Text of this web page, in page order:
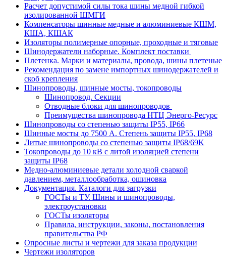
Расчет допустимой силы тока шины медной гибкой
изолированной ШМГИ
Компенсаторы шинные медные и алюминиевые КШМ,
КША, КШАК
Изоляторы полимерные опорные, проходные и тяговые
Шинодержатели наборные. Комплект поставки
Плетенка. Марки и материалы, провода, шины плетеные
Рекомендация по замене импортных шинодержателей и
скоб крепления
Шинопроводы, шинные мосты, токопроводы
Шинопровод. Секции
Отводные блоки для шинопроводов
Преимущества шинопровода НТЦ Энерго-Ресурс
Шинопроводы со степенью защиты IP55, IP66
Шинные мосты до 7500 А. Степень защиты IP55, IP68
Литые шинопроводы со степенью защиты IP68/69K
Токопроводы до 10 кВ с литой изоляцией степени
защиты IP68
Медно-алюминиевые детали холодной сваркой
давлением, металлообработка, ошиновка
Документация. Каталоги для загрузки
ГОСТы и ТУ. Шины и шинопроводы,
электроустановки
ГОСТы изоляторы
Правила, инструкции, законы, постановления
правительства РФ
Опросные листы и чертежи для заказа продукции
Чертежи изоляторов